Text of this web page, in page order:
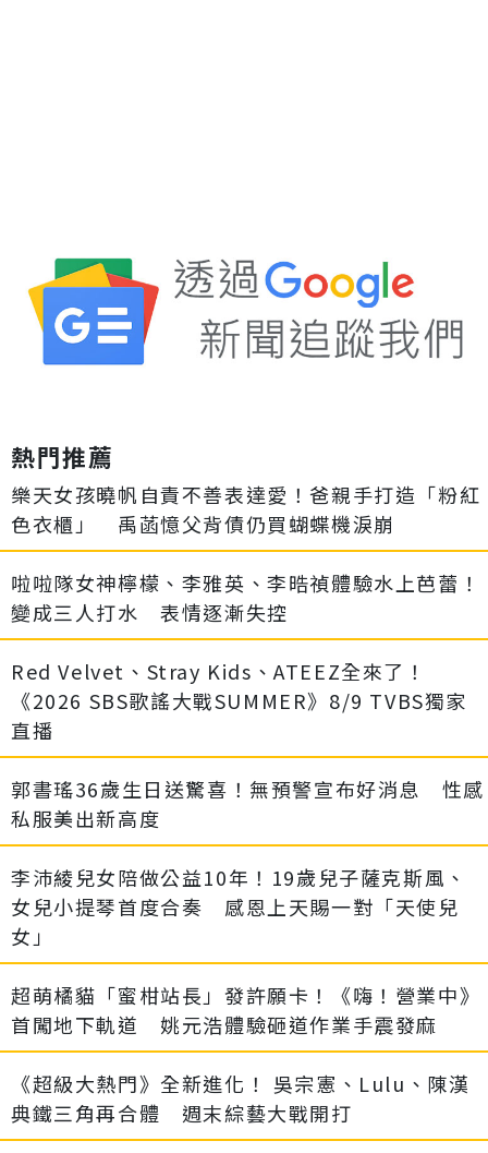
熱門推薦
樂天女孩曉帆自責不善表達愛！爸親手打造「粉紅
色衣櫃」 禹菡憶父背債仍買蝴蝶機淚崩
啦啦隊女神檸檬、李雅英、李晧禎體驗水上芭蕾！
變成三人打水 表情逐漸失控
Red Velvet、Stray Kids、ATEEZ全來了！
《2026 SBS歌謠大戰SUMMER》8/9 TVBS獨家
直播
郭書瑤36歲生日送驚喜！無預警宣布好消息 性感
私服美出新高度
李沛綾兒女陪做公益10年！19歲兒子薩克斯風、
女兒小提琴首度合奏 感恩上天賜一對「天使兒
女」
超萌橘貓「蜜柑站長」發許願卡！《嗨！營業中》
首闖地下軌道 姚元浩體驗砸道作業手震發麻
《超級大熱門》全新進化！ 吳宗憲、Lulu、陳漢
典鐵三角再合體 週末綜藝大戰開打